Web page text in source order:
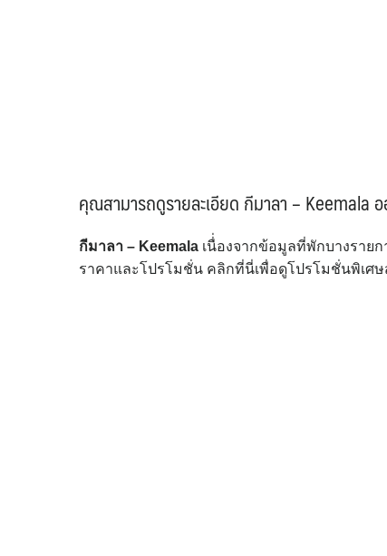
คุณสามารถดูรายละเอียด กีมาลา – Keemala
กีมาลา – Keemala เนื่่องจากข้อมูลที่พักบางราย
ราคาและโปรโมชั่น คลิกที่นี่เพื่อดูโปรโมชั่นพิเศ